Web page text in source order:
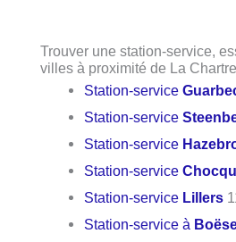
Trouver une station-service,
villes à proximité de La
Station-service
Station-service
Station-service
Station-service
Station-service Lillers
Station-service à